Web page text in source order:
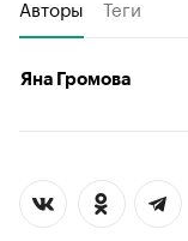
Авторы Теги
Яна Громова